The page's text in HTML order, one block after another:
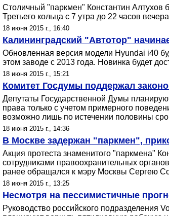
Столичный "паркмен" Константин Алтухов
Третьего кольца с 7 утра до 22 часов
18 июня 2015 г., 16:40
Калининградский "Автотор"
Обновленная версия модели Hyundai i40
этом заводе с 2013 года. Новинка будет
18 июня 2015 г., 15:21
Комитет Госдумы поддержал
Депутаты Государственной Думы
права только с учетом примерного
возможно лишь по истечении половины
18 июня 2015 г., 14:36
В Москве задержан "паркмен",
Акция протеста знаменитого "паркмена"
сотрудниками правоохранительных
ранее обращался к мэру Москвы Сергею
18 июня 2015 г., 13:25
Несмотря на пессимистичные
Руководство российского подразделения